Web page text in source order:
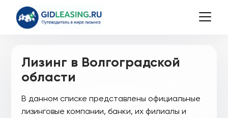
Лизинг в Волгоградской
области
В данном списке представлены официальные
лизинговые компании, банки, их филиалы и